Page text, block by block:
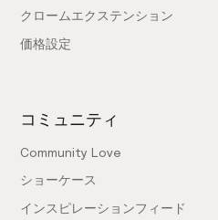
クロームエクステンション
価格設定
コミュニティ
Community Love
ショーケース
インスピレーションフィード